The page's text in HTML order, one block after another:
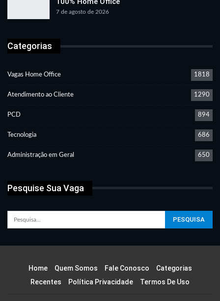
7 de agosto de 2026
Categorias
Vagas Home Office 1818
Atendimento ao Cliente 1290
PCD 894
Tecnologia 686
Administração em Geral 650
Pesquise Sua Vaga
Home Quem Somos Fale Conosco
Categorias
Recentes
Política Privacidade Termos De Uso